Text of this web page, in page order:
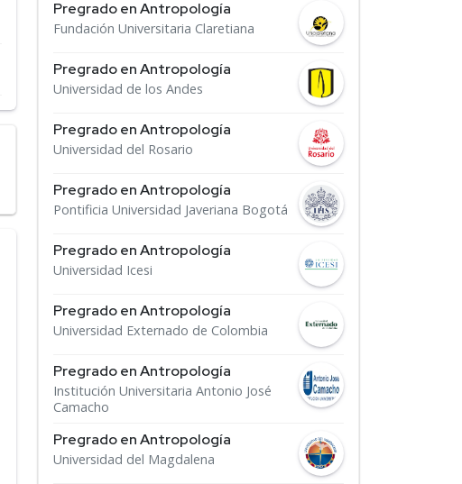
Pregrado en Antropología
Fundación Universitaria Claretiana
Pregrado en Antropología
Universidad de los Andes
Pregrado en Antropología
Universidad del Rosario
Pregrado en Antropología
Pontificia Universidad Javeriana Bogotá
Pregrado en Antropología
Universidad Icesi
Pregrado en Antropología
Universidad Externado de Colombia
Pregrado en Antropología
Institución Universitaria Antonio José
Camacho
Pregrado en Antropología
Universidad del Magdalena